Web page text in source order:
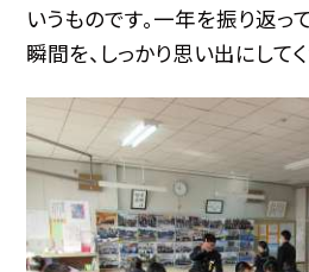
いうものです。一年を振り返っ
瞬間を、しっかり思い出にして